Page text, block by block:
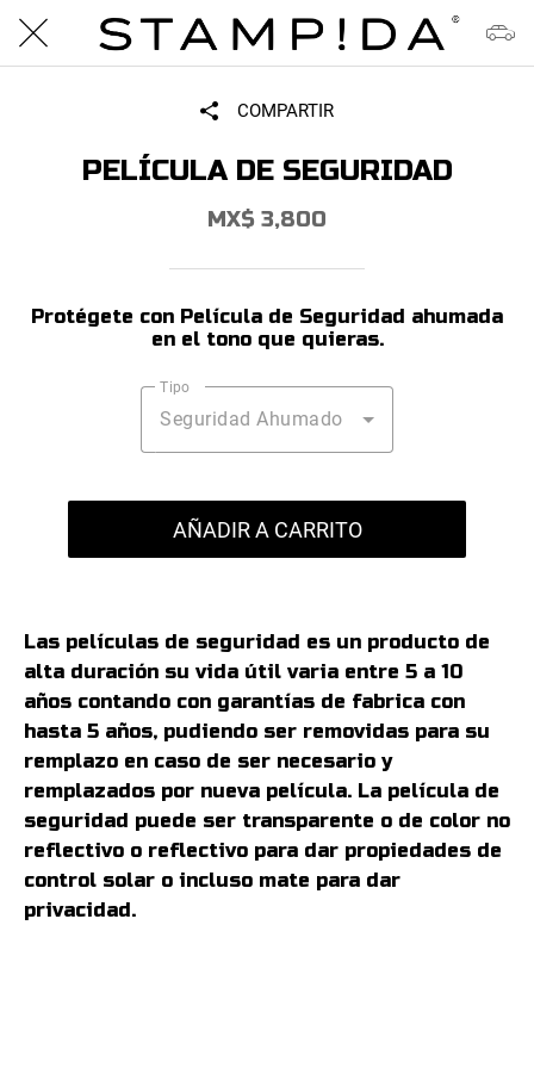
COMPARTIR
PELÍCULA DE SEGURIDAD
MX$ 3,800
Protégete con Película de Seguridad ahumada
en el tono que quieras.
Tipo
Seguridad Ahumado
AÑADIR A CARRITO
Las películas de seguridad es un producto de
alta duración su vida útil varia entre 5 a 10
años contando con garantías de fabrica con
hasta 5 años, pudiendo ser removidas para su
remplazo en caso de ser necesario y
remplazados por nueva película. La película de
seguridad puede ser transparente o de color no
reflectivo o reflectivo para dar propiedades de
control solar o incluso mate para dar
privacidad.